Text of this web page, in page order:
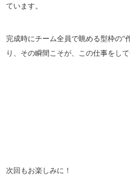
ています。
完成時にチーム全員で眺める型枠の“
り、その瞬間こそが、この仕事をし
次回もお楽しみに！